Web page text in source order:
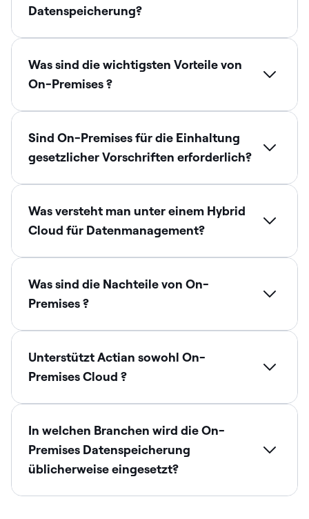
Datenspeicherung?
Was sind die wichtigsten Vorteile von
On-Premises ?
Sind On-Premises für die Einhaltung
gesetzlicher Vorschriften erforderlich?
Was versteht man unter einem Hybrid
Cloud für Datenmanagement?
Was sind die Nachteile von On-
Premises ?
Unterstützt Actian sowohl On-
Premises Cloud ?
In welchen Branchen wird die On-
Premises Datenspeicherung
üblicherweise eingesetzt?